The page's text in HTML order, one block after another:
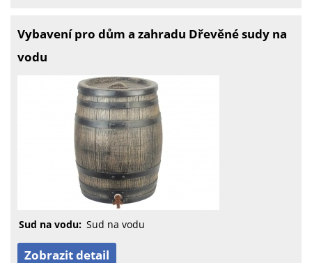
Vybavení pro dům a zahradu Dřevěné sudy na
vodu
Sud na vodu: Sud na vodu
Zobrazit detail